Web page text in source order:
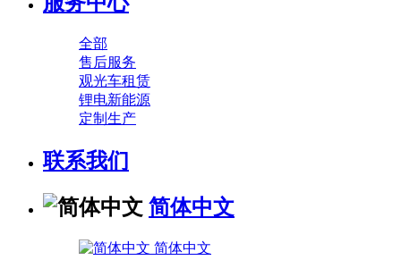
全部
售后服务
观光车租赁
锂电新能源
定制生产
联系我们
简体中文
简体中文